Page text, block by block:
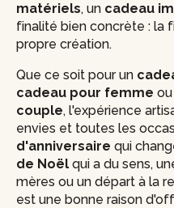
matériels, un cadeau
finalité bien concrète : la
propre création.
Que ce soit pour un
cadeau pour femme
couple, l'expérience
envies et toutes les
d'anniversaire qui
de Noël qui a du sens,
mères ou un départ à la
est une bonne raison